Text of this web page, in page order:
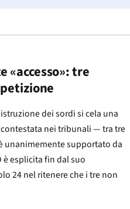
«accesso»: tre
dei sordi si cela una
nei tribunali — tra tre
unanimemente supportato da
è esplicita fin dal suo
24 nel ritenere che i tre non